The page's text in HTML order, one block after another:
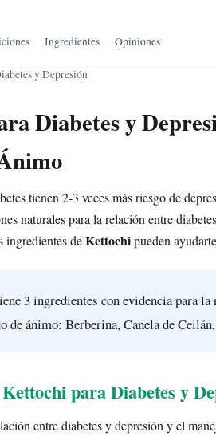
Ingredientes Opiniones
y Depresión
Diabetes y
tienen 2-3 veces más riesgo de
naturales para la relación entre
ingredientes deKettochipueden
3 ingredientes con evidencia para
de ánimo: Berberina, Canela de
para Diabetes y
entre diabetes y depresión y el